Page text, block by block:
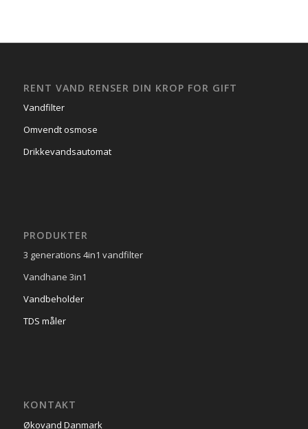
RENT VAND RENSER DIN KROP FOR GIFT
Vandfilter
Omvendt osmose
Drikkevandsautomat
PRODUKTER
3 generations 4in1 vandfilter
Vandhane 3in1
Vandbeholder
TDS måler
KONTAKT
Økovand Danmark